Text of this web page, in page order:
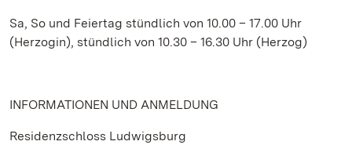
Sa, So und Feiertag stündlich von 10.00 – 17.00 Uhr
(Herzogin), stündlich von 10.30 – 16.30 Uhr (Herzog)
INFORMATIONEN UND ANMELDUNG
Residenzschloss Ludwigsburg